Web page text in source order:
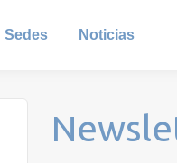
Sedes Noticias